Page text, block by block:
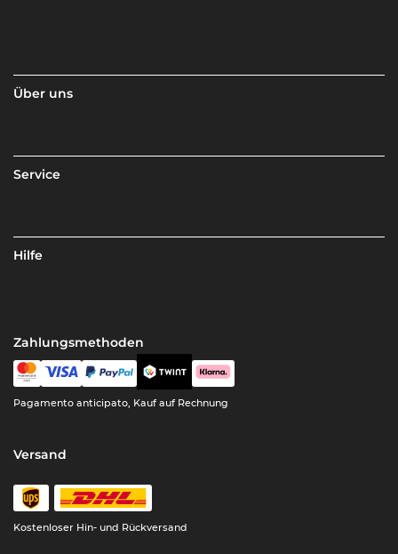
Über uns
Service
Hilfe
Zahlungsmethoden
Pagamento anticipato, Kauf auf Rechnung
Versand
Kostenloser Hin- und Rückversand